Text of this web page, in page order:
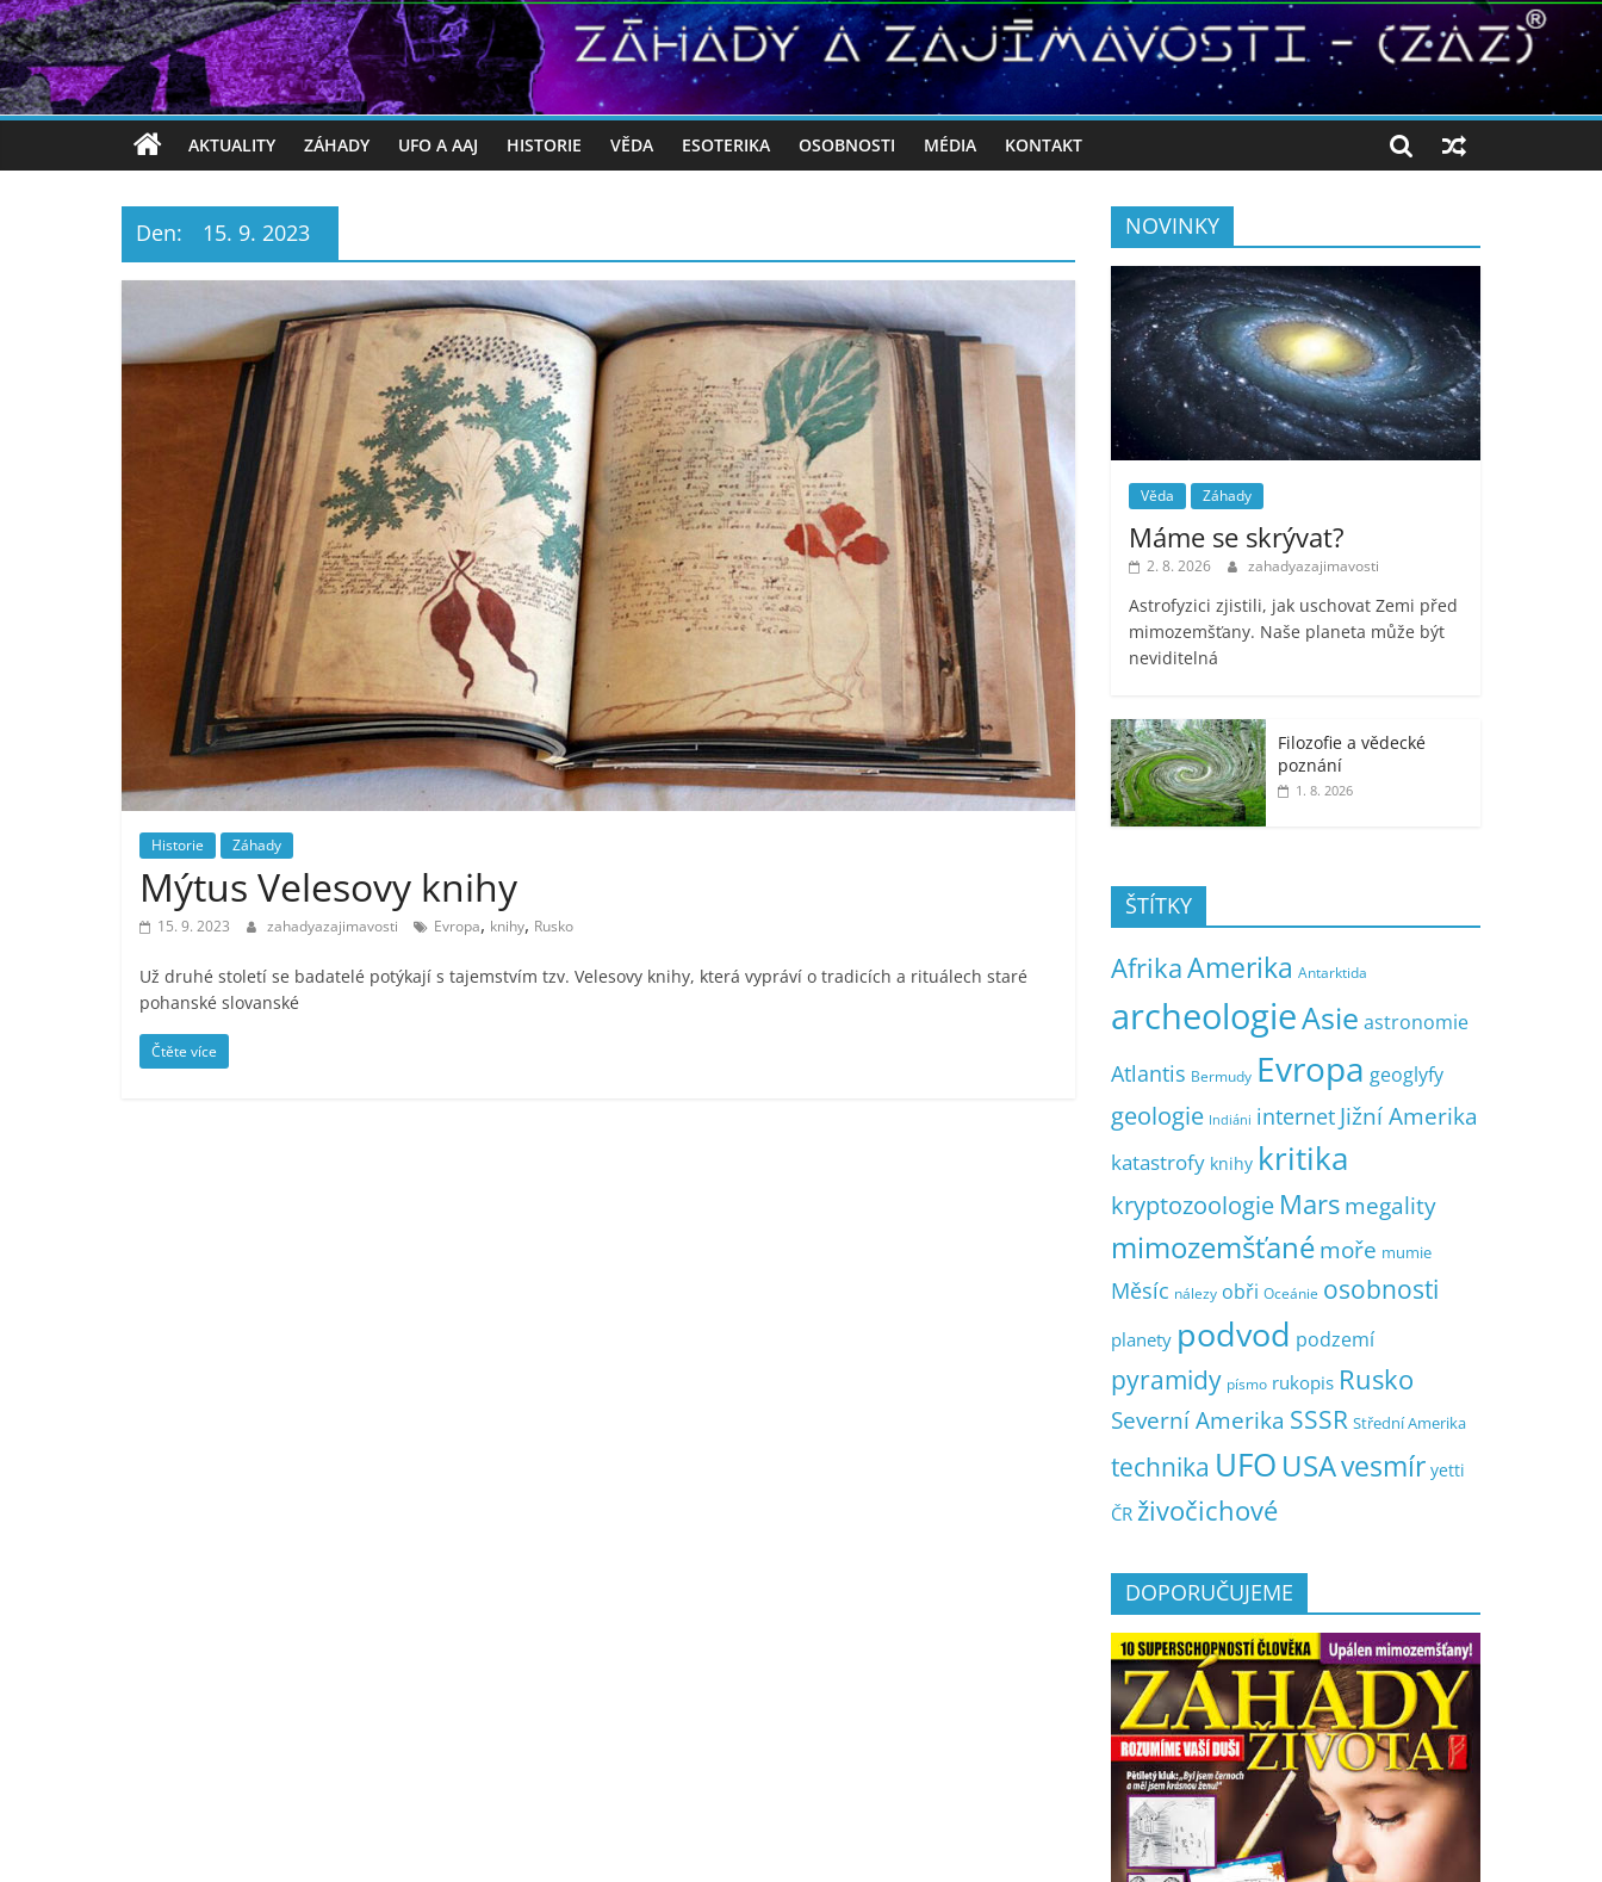
AKTUALITY ZÁHADY UFO A AAJ HISTORIE VĚDA ESOTERIKA OSOBNOSTI MÉDIA KONTAKT
Den: 15. 9. 2023
Historie Záhady
Mýtus Velesovy knihy
15. 9. 2023 zahadyazajimavosti Evropa, knihy, Rusko
Už druhé století se badatelé potýkají s tajemstvím tzv. Velesovy knihy, která vypráví o tradicích a rituálech staré
pohanské slovanské
Čtěte více
NOVINKY
Věda Záhady
Máme se skrývat?
2. 8. 2026 zahadyazajimavosti
Astrofyzici zjistili, jak uschovat Zemi před
mimozemšťany. Naše planeta může být
neviditelná
Filozofie a vědecké
poznání
1. 8. 2026
ŠTÍTKY
AfrikaAmerika Antarktida
archeologieAsie astronomie
Atlantis Bermudy Evropa geoglyfy
geologie Indiáni internet Jižní Amerika
katastrofy knihy kritika
kryptozoologie Marsmegality
mimozemšťanémoře mumie
Měsíc nálezy obři Oceánie osobnosti
planety podvod podzemí
pyramidy písmo rukopis Rusko
Severní Amerika SSSR Střední Amerika
technika UFO USAvesmír yetti
ČR živočichové
DOPORUČUJEME